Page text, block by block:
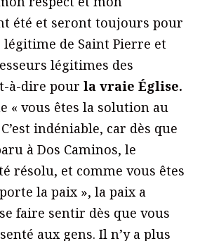
été et seront toujours pour
légitime de Saint Pierre et
légitimes des
à-dire pour la vraie Église.
« vous êtes la solution au
indéniable, car dès que
à Dos Caminos, le
résolu, et comme vous êtes
la paix », la paix a
faire sentir dès que vous
aux gens. Il n’y a plus